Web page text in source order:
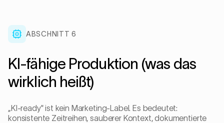
ABSCHNITT 6
KI-fähige Produktion (was das
wirklich heißt)
„KI-ready" ist kein Marketing-Label. Es bedeutet:
konsistente Zeitreihen, sauberer Kontext, dokumentierte